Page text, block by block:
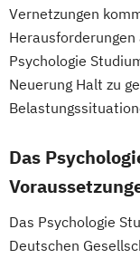
Vernetzungen
Psychologie
Neuerung Halt zu
Das
Das Psychologie
Deutschen